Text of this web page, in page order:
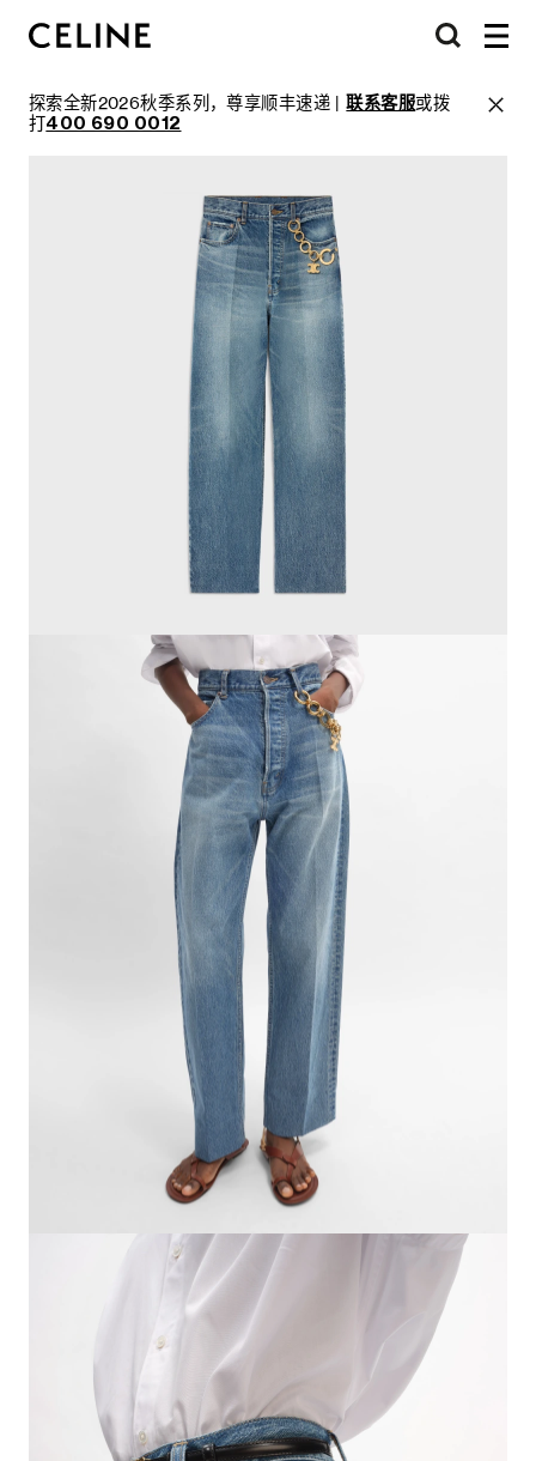
探索全新2026秋季系列，尊享顺丰速递 |联系客服或拨
打400 690 0012